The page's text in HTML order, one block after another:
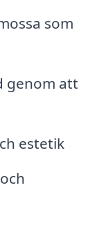
som
genom att
estetik